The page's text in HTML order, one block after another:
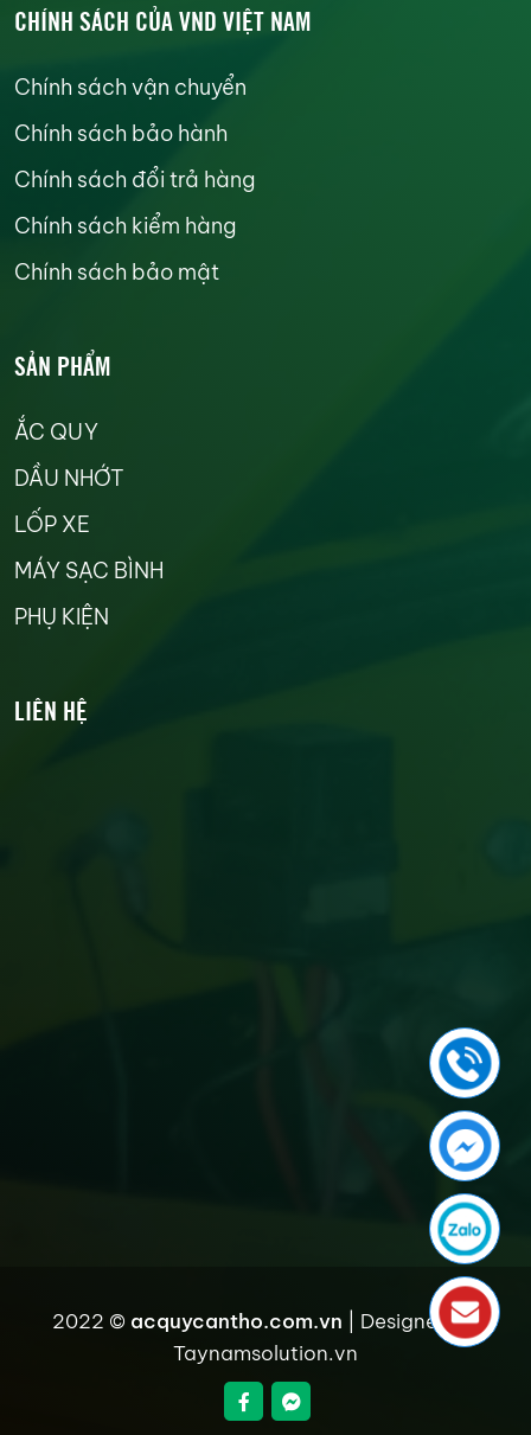
CHÍNH SÁCH CỦA VND VIỆT NAM
Chính sách vận chuyển
Chính sách bảo hành
Chính sách đổi trả hàng
Chính sách kiểm hàng
Chính sách bảo mật
SẢN PHẨM
ẮC QUY
DẦU NHỚT
LỐP XE
MÁY SẠC BÌNH
PHỤ KIỆN
LIÊN HỆ
2022 © acquycantho.com.vn | Designed by
Taynamsolution.vn